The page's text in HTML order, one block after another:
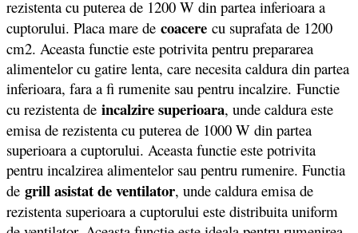
rezistenta cu puterea de 1200 W din partea inferioara a
cuptorului. Placa mare de coacere cu suprafata de 1200
cm2. Aceasta functie este potrivita pentru prepararea
alimentelor cu gatire lenta, care necesita caldura din partea
inferioara, fara a fi rumenite sau pentru incalzire. Functie
cu rezistenta de incalzire superioara, unde caldura este
emisa de rezistenta cu puterea de 1000 W din partea
superioara a cuptorului. Aceasta functie este potrivita
pentru incalzirea alimentelor sau pentru rumenire. Functia
de grill asistat de ventilator, unde caldura emisa de
rezistenta superioara a cuptorului este distribuita uniform